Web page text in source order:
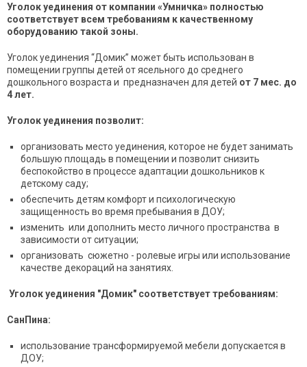
Уголок уединения от компании «Умничка» полностью
соответствует всем требованиям к качественному
оборудованию такой зоны.
Уголок уединения “Домик” может быть использован в
помещении группы детей от ясельного до среднего
дошкольного возраста и предназначен для детей от 7 мес. до
4 лет.
Уголок уединения позволит:
организовать место уединения, которое не будет занимать
большую площадь в помещении и позволит снизить
беспокойство в процессе адаптации дошкольников к
детскому саду;
обеспечить детям комфорт и психологическую
защищенность во время пребывания в ДОУ;
изменить или дополнить место личного пространства в
зависимости от ситуации;
организовать сюжетно - ролевые игры или использование
качестве декораций на занятиях.
Уголок уединения "Домик" соответствует требованиям:
СанПина:
использование трансформируемой мебели допускается в
ДОУ;